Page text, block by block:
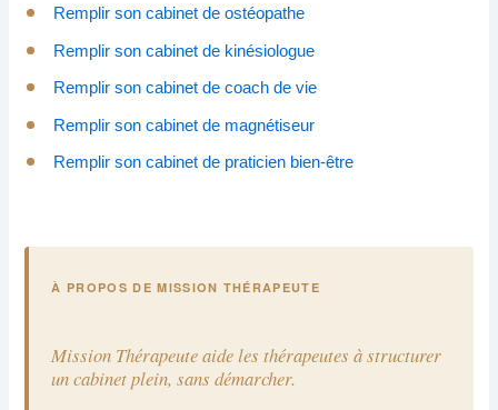
Remplir son cabinet de ostéopathe
Remplir son cabinet de kinésiologue
Remplir son cabinet de coach de vie
Remplir son cabinet de magnétiseur
Remplir son cabinet de praticien bien-être
À PROPOS DE MISSION THÉRAPEUTE
Mission Thérapeute aide les thérapeutes à structurer
un cabinet plein, sans démarcher.